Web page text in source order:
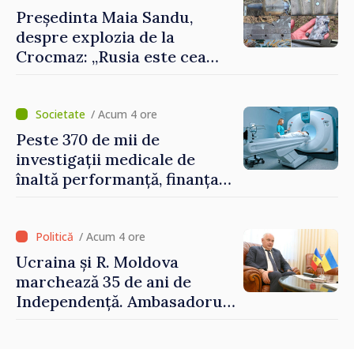
Președinta Maia Sandu,
despre explozia de la
Crocmaz: „Rusia este cea
poartă întreaga vină pentru
pericolul adus la casele
oamenilor noștri”
/ Acum 4 ore
Peste 370 de mii de
investigații medicale de
înaltă performanță, finanțate
/ Acum 4 ore
Ucraina și R. Moldova
marchează 35 de ani de
Independență. Ambasadorul